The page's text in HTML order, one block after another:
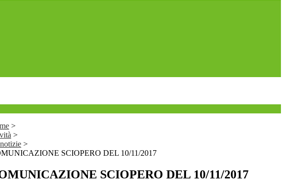
>
>
>
SCIOPERO DEL 10/11/2017
SCIOPERO DEL 10/11/2017